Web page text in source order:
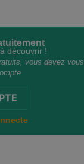
découvrir !
vous devez vous